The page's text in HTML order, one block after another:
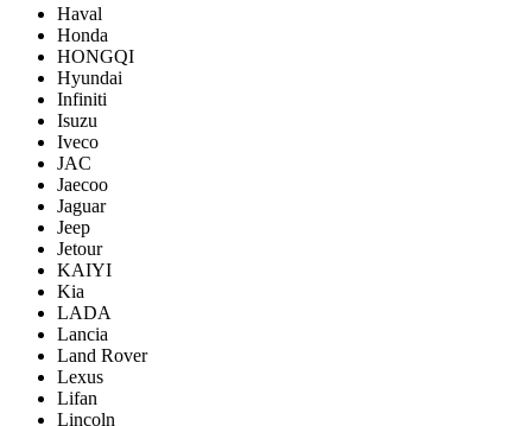
Haval
Honda
HONGQI
Hyundai
Infiniti
Isuzu
Iveco
JAC
Jaecoo
Jaguar
Jeep
Jetour
KAIYI
Kia
LADA
Lancia
Land Rover
Lexus
Lifan
Lincoln